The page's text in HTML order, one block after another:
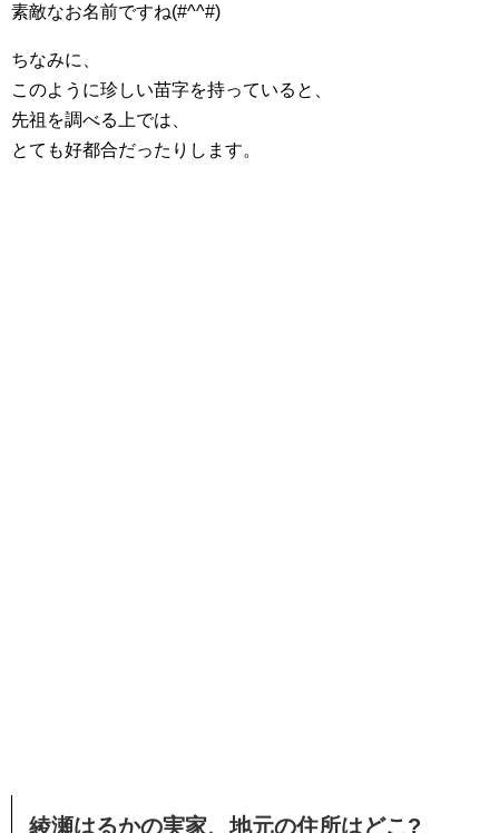
素敵なお名前ですね(#^^#)
ちなみに、
このように珍しい苗字を持っていると、
先祖を調べる上では、
とても好都合だったりします。
綾瀬はるかの実家、地元の住所はどこ?